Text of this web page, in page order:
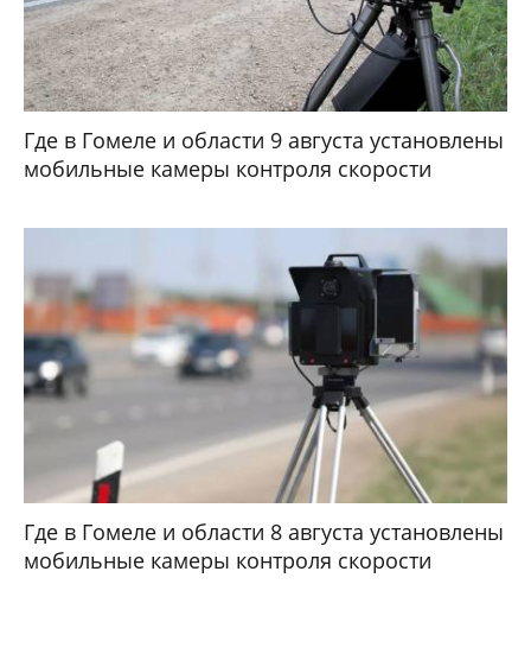
Где в Гомеле и области 9 августа установлены
мобильные камеры контроля скорости
Где в Гомеле и области 8 августа установлены
мобильные камеры контроля скорости